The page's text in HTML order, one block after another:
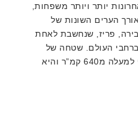
יותר ויותר משפחות,
הערים השונות של
פריז, שנחשבת לאחת
ברחבי העולם. שטחה של
מדינת צרפת משתרע על פני למעלה מ640 קמ”ר והיא